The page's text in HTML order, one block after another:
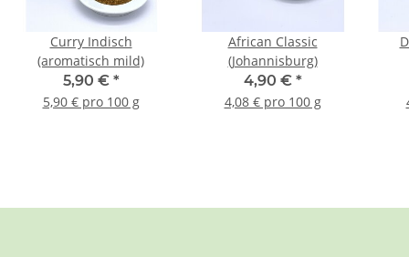
Curry Indisch
(aromatisch mild)
5,90 € *
5,90 € pro 100 g
African Classic
(Johannisburg)
4,90 € *
4,08 € pro 100 g